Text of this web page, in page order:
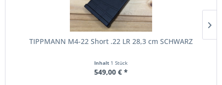
TIPPMANN M4-22 Short .22 LR 28,3 cm SCHWARZ
Inhalt 1 Stück
549,00 € *